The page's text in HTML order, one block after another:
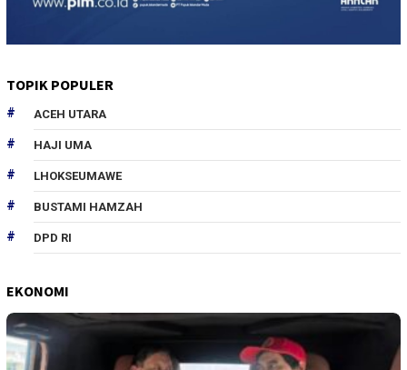
TOPIK POPULER
ACEH UTARA
HAJI UMA
LHOKSEUMAWE
BUSTAMI HAMZAH
DPD RI
EKONOMI